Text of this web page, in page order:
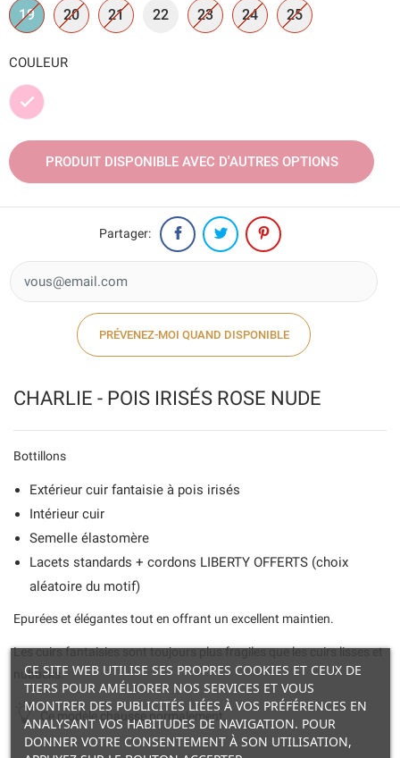
CHARLIE - POIS IRISÉS ROSE NUDE
Bottillons
Extérieur cuir fantaisie à pois irisés
Intérieur cuir
Semelle élastomère
Lacets standards + cordons LIBERTY OFFERTS (choix
aléatoire du motif)
Epurées et élégantes tout en offrant un excellent maintien.
Les cuirs fantaisies sont toujours plus fragiles que les cuirs lisses et
nubucks.
19 20 21 22 23 24 25
COULEUR
Rose
PRODUIT DISPONIBLE AVEC D'AUTRES OPTIONS
Partager:
PRÉVENEZ-MOI QUAND DISPONIBLE
CE SITE WEB UTILISE SES PROPRES COOKIES ET CEUX DE
TIERS POUR AMÉLIORER NOS SERVICES ET VOUS
MONTRER DES PUBLICITÉS LIÉES À VOS PRÉFÉRENCES EN
ANALYSANT VOS HABITUDES DE NAVIGATION. POUR
DONNER VOTRE CONSENTEMENT À SON UTILISATION,